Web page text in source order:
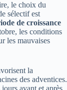
le choix du
sélectif est
de croissance
les conditions
les mauvaises
la
des adventices.